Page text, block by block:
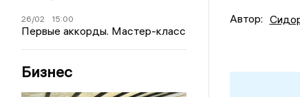
26/02 15:00
Первые аккорды. Мастер-класс
Бизнес
Автор: